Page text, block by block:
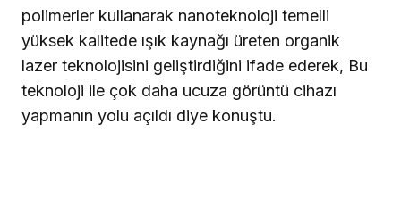
polimerler kullanarak nanoteknoloji temelli
yüksek kalitede ışık kaynağı üreten organik
lazer teknolojisini geliştirdiğini ifade ederek, Bu
teknoloji ile çok daha ucuza görüntü cihazı
yapmanın yolu açıldı diye konuştu.